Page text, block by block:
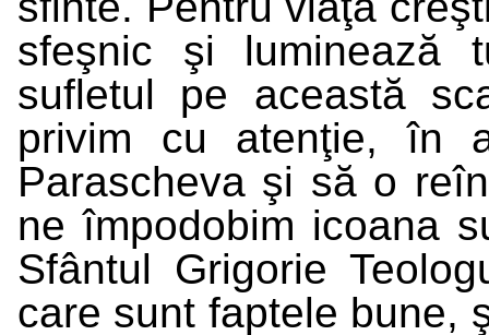
sfeşnic şi luminează
sufletul pe această
privim cu atenţie, în
Parascheva şi să o
ne împodobim icoana
Sfântul Grigorie
care sunt faptele bune,